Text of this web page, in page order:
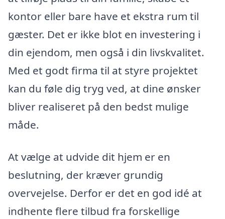
kontor eller bare have et ekstra rum til
gæster. Det er ikke blot en investering i
din ejendom, men også i din livskvalitet.
Med et godt firma til at styre projektet
kan du føle dig tryg ved, at dine ønsker
bliver realiseret på den bedst mulige
måde.
At vælge at udvide dit hjem er en
beslutning, der kræver grundig
overvejelse. Derfor er det en god idé at
indhente flere tilbud fra forskellige